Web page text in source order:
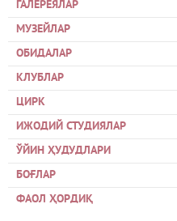
ГАЛЕРЕЯЛАР
МУЗЕЙЛАР
ОБИДАЛАР
КЛУБЛАР
ЦИРК
ИЖОДИЙ СТУДИЯЛАР
ЎЙИН ҲУДУДЛАРИ
БОҒЛАР
ФАОЛ ҲОРДИҚ